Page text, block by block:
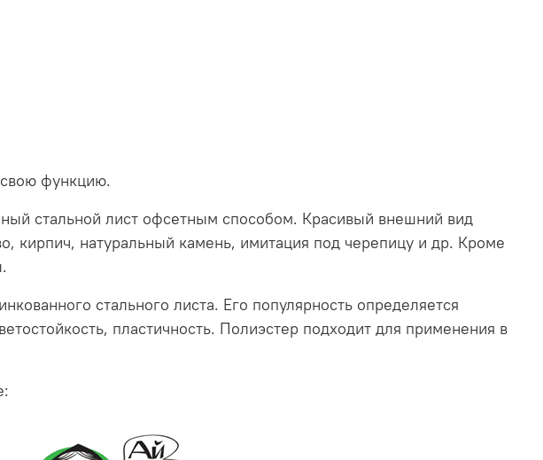
функцию.
стальной лист офсетным способом. Красивый внешний вид
кирпич, натуральный камень, имитация под черепицу и др. Кроме
стального листа. Его популярность определяется
пластичность. Полиэстер подходит для применения в